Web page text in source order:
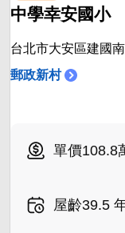
中學幸安國小
台北市大安區建國
郵政新村
單價108.8
屋齡39.5